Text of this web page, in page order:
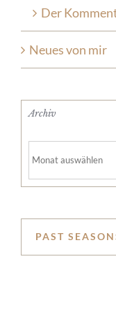
Der
Neues von mir
Archiv
PAST